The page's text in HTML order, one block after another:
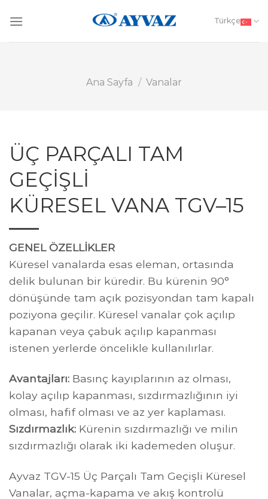
Türkçe
Ana Sayfa / Vanalar
ÜÇ PARÇALI TAM
GEÇİŞLİ
KÜRESEL VANA TGV–15
GENEL ÖZELLİKLER
Küresel vanalarda esas eleman, ortasında
delik bulunan bir küredir. Bu kürenin 90°
dönüşünde tam açık pozisyondan tam kapalı
poziyona geçilir. Küresel vanalar çok açılıp
kapanan veya çabuk açılıp kapanması
istenen yerlerde öncelikle kullanılırlar.
Avantajları: Basınç kayıplarının az olması,
kolay açılıp kapanması, sızdırmazlığının iyi
olması, hafif olması ve az yer kaplaması.
Sızdırmazlık: Kürenin sızdırmazlığı ve milin
sızdırmazlığı olarak iki kademeden oluşur.
Ayvaz TGV-15 Üç Parçalı Tam Geçişli Küresel
Vanalar, açma-kapama ve akış kontrolü